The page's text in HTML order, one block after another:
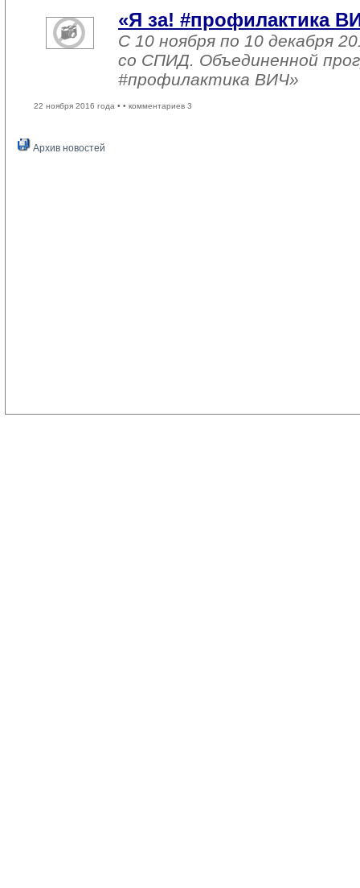
«Я за! #профилактика
С 10 ноября по 10 декабря
со СПИД. Объединенной
#профилактика ВИЧ»
22 ноября 2016 года • • комментариев 3
Архив новостей